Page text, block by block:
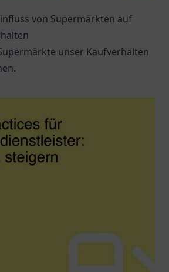
von Supermärkten auf
unser Kaufverhalten